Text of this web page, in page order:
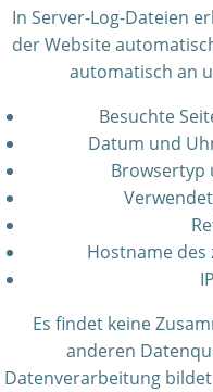
In Server-Log-Dateien
der Website
automatisch an
Besuchte
Datum und
Browsertyp
Hostname des
Es findet keine
anderen
Datenverarbeitung bildet